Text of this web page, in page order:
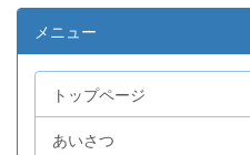
メニュー
トップページ
あいさつ